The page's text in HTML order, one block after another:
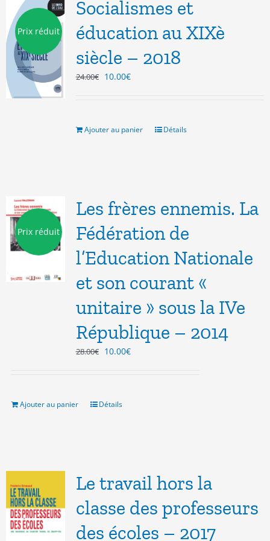
Prix réduit
Socialismes et
éducation au XIXè
siècle – 2018
24.00€ Le
24.00€.
10.00€Le
10.00€.
Ajouter au panier Détails
Prix réduit
Les frères ennemis. La
Fédération de
l’Education Nationale
et son courant «
unitaire » sous la IVe
République – 2014
28.00€ Le
28.00€.
10.00€Le
Ajouter au panier Détails
Le travail hors la
classe des professeurs
des écoles – 2017